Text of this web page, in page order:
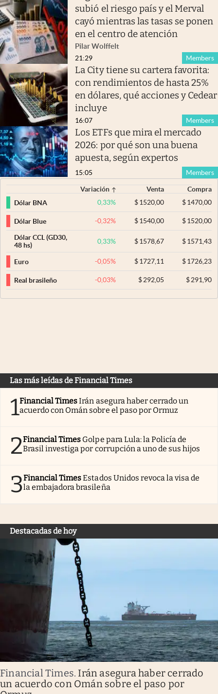
subió el riesgo país y el Merval
cayó mientras las tasas se ponen
en el centro de atención
Pilar Wolffelt
Members
21:29
La City tiene su cartera favorita:
con rendimientos de hasta 25%
en dólares, qué acciones y Cedear
incluye
Members
16:07
Los ETFs que mira el mercado
2026: por qué son una buena
apuesta, según expertos
Members
15:05
Variación Venta
Compra
Dólar BNA
0,33% $ 1520,00 $1470,00
Dólar Blue -0,32% $ 1540,00 $1520,00
Dólar CCL (GD30,
48 hs)
0,33% $ 1578,67 $1571,43
Euro -0,05% $ 1727,11 $1726,23
Real brasileño -0,03% $292,05 $291,90
Las más leídas de Financial Times
1Financial TimesIrán asegura haber cerrado un
acuerdo con Omán sobre el paso por Ormuz
2Financial Times Golpe para Lula: la Policía de
Brasil investiga por corrupción a uno de sus hijos
3Financial TimesEstados Unidos revoca la visa de
la embajadora brasileña
Destacadas de hoy
Financial Times. Irán asegura haber cerrado
un acuerdo con Omán sobre el paso por